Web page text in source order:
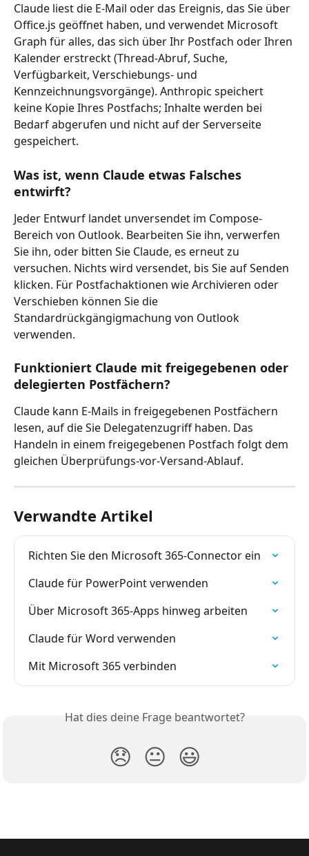
Claude liest die E-Mail oder das Ereignis, das Sie über
Office.js geöffnet haben, und verwendet Microsoft
Graph für alles, das sich über Ihr Postfach oder Ihren
Kalender erstreckt (Thread-Abruf, Suche,
Verfügbarkeit, Verschiebungs- und
Kennzeichnungsvorgänge). Anthropic speichert
keine Kopie Ihres Postfachs; Inhalte werden bei
Bedarf abgerufen und nicht auf der Serverseite
gespeichert.
Was ist, wenn Claude etwas Falsches
entwirft?
Jeder Entwurf landet unversendet im Compose-
Bereich von Outlook. Bearbeiten Sie ihn, verwerfen
Sie ihn, oder bitten Sie Claude, es erneut zu
versuchen. Nichts wird versendet, bis Sie auf Senden
klicken. Für Postfachaktionen wie Archivieren oder
Verschieben können Sie die
Standardrückgängigmachung von Outlook
verwenden.
Funktioniert Claude mit freigegebenen oder
delegierten Postfächern?
Claude kann E-Mails in freigegebenen Postfächern
lesen, auf die Sie Delegatenzugriff haben. Das
Handeln in einem freigegebenen Postfach folgt dem
gleichen Überprüfungs-vor-Versand-Ablauf.
Verwandte Artikel
Richten Sie den Microsoft 365-Connector ein
Claude für PowerPoint verwenden
Über Microsoft 365-Apps hinweg arbeiten
Claude für Word verwenden
Mit Microsoft 365 verbinden
Hat dies deine Frage beantwortet?
😞 😐 😃